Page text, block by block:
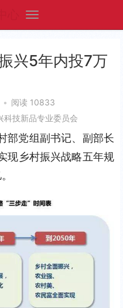
兴5年内投7万
• 阅读 10833
科技新品专业委员会
部党组副书记、副部长
现乡村振兴战略五年规